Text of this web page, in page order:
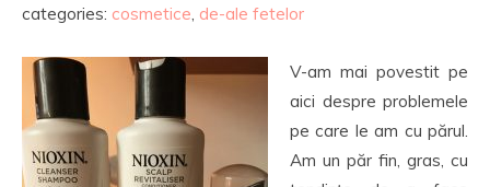
categories: cosmetice, de-ale fetelor
V-am mai povestit pe
aici despre problemele
pe care le am cu părul.
Am un păr fin, gras, cu